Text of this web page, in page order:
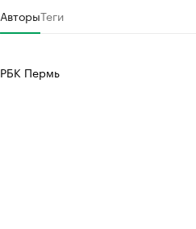
АвторыТеги
РБК Пермь